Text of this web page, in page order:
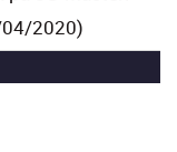
2020)